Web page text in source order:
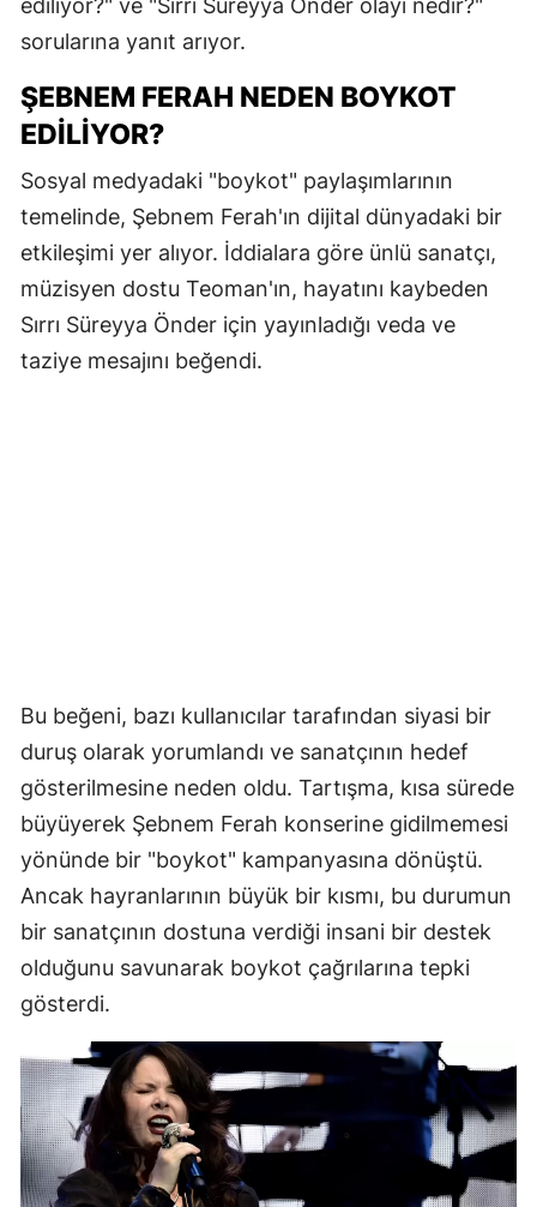
sorularına yanıt arıyor.
ŞEBNEM FERAH NEDEN BOYKOT
EDILIYOR?
Sosyal medyadaki "boykot" paylaşımlarının
temelinde, Şebnem Ferah'ın dijital dünyadaki bir
etkileşimi yer alıyor. İddialara göre ünlü sanatçı,
müzisyen dostu Teoman'ın, hayatını kaybeden
Sırrı Süreyya Önder için yayınladığı veda ve
taziye mesajını beğendi.
Bu beğeni, bazı kullanıcılar tarafından siyasi bir
duruş olarak yorumlandı ve sanatçının hedef
gösterilmesine neden oldu. Tartışma, kısa sürede
büyüyerek Şebnem Ferah konserine gidilmemesi
yönünde bir "boykot" kampanyasına dönüştü.
Ancak hayranlarının büyük bir kısmı, bu durumun
bir sanatçının dostuna verdiği insani bir destek
olduğunu savunarak boykot çağrılarına tepki
gösterdi.